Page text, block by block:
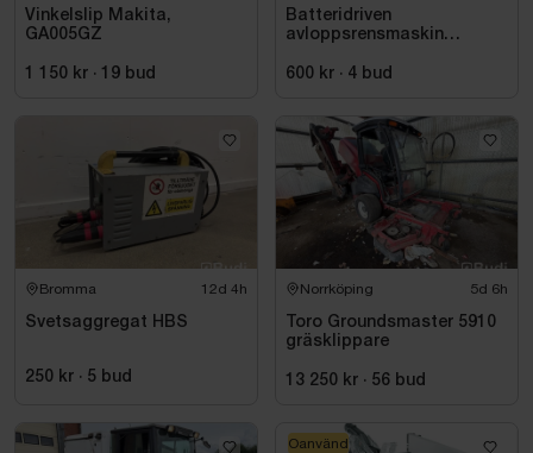
Vinkelslip Makita,
GA005GZ
1 150 kr · 19 bud
Batteridriven
avloppsrensmaskin
FSSM-121 | Oanvänd
600 kr · 4 bud
Bromma 12d 4h
Svetsaggregat HBS
250 kr · 5 bud
Norrköping 5d 6h
Toro Groundsmaster 5910
gräsklippare
13 250 kr · 56 bud
Oanvänd